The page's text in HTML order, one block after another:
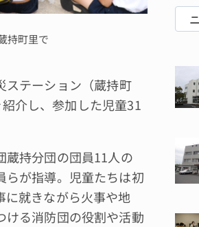
持町里で
テーション（蔵持町
介し、参加した児童31
持分団の団員11人の
らが指導。児童たちは初
に就きながら火事や地
ける消防団の役割や活動